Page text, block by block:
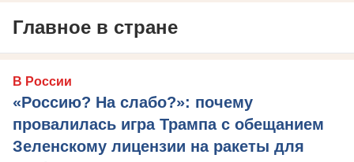
Главное в стране
В России
«Россию? На слабо?»: почему
провалилась игра Трампа с обещанием
Зеленскому лицензии на ракеты для